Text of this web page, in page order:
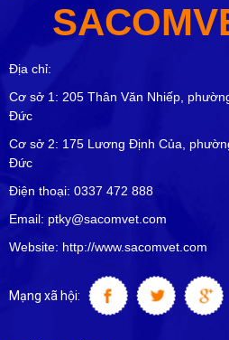
Địa chỉ:
Cơ sở 1: 205 Thân Văn Nhiếp,
Đức
Cơ sở 2: 175 Lương Định Của,
Đức
Điện thoại: 0337 472 888
Email: ptky@sacomvet.com
Website: http://www.sacomvet.com
Mạng xã hội: